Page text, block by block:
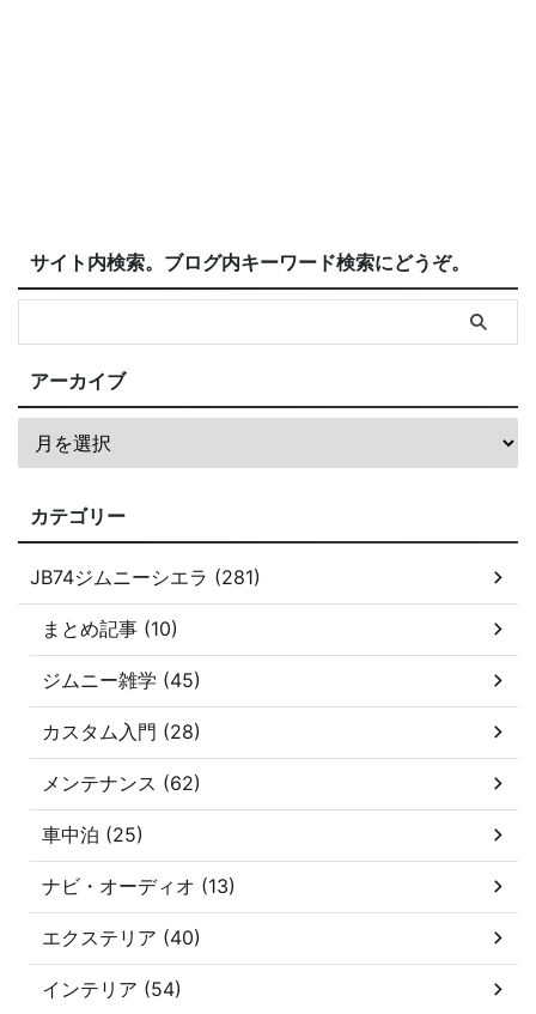
サイト内検索。ブログ内キーワード検索にどうぞ。
アーカイブ
カテゴリー
JB74ジムニーシエラ (281)
まとめ記事 (10)
ジムニー雑学 (45)
カスタム入門 (28)
メンテナンス (62)
車中泊 (25)
ナビ・オーディオ (13)
エクステリア (40)
インテリア (54)